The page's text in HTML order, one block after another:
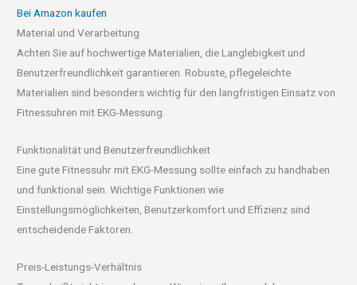
Bei Amazon kaufen
Material und Verarbeitung
Achten Sie auf hochwertige Materialien, die Langlebigkeit und
Benutzerfreundlichkeit garantieren. Robuste, pflegeleichte
Materialien sind besonders wichtig für den langfristigen Einsatz von
Fitnessuhren mit EKG-Messung.
Funktionalität und Benutzerfreundlichkeit
Eine gute Fitnessuhr mit EKG-Messung sollte einfach zu handhaben
und funktional sein. Wichtige Funktionen wie
Einstellungsmöglichkeiten, Benutzerkomfort und Effizienz sind
entscheidende Faktoren.
Preis-Leistungs-Verhältnis